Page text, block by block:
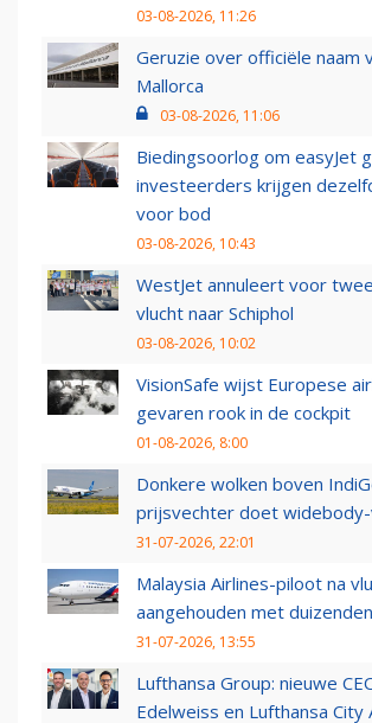
03-08-2026, 11:26
Geruzie over officiële naam
Mallorca
03-08-2026, 11:06
Biedingsoorlog om easyJet
investeerders krijgen
voor bod
03-08-2026, 10:43
WestJet annuleert voor
vlucht naar Schiphol
03-08-2026, 10:02
VisionSafe wijst Europese
gevaren rook in de cockpit
01-08-2026, 8:00
Donkere wolken boven
prijsvechter doet
31-07-2026, 22:01
Malaysia Airlines-piloot na
aangehouden met
31-07-2026, 13:55
Lufthansa Group: nieuwe
Edelweiss en Lufthansa City